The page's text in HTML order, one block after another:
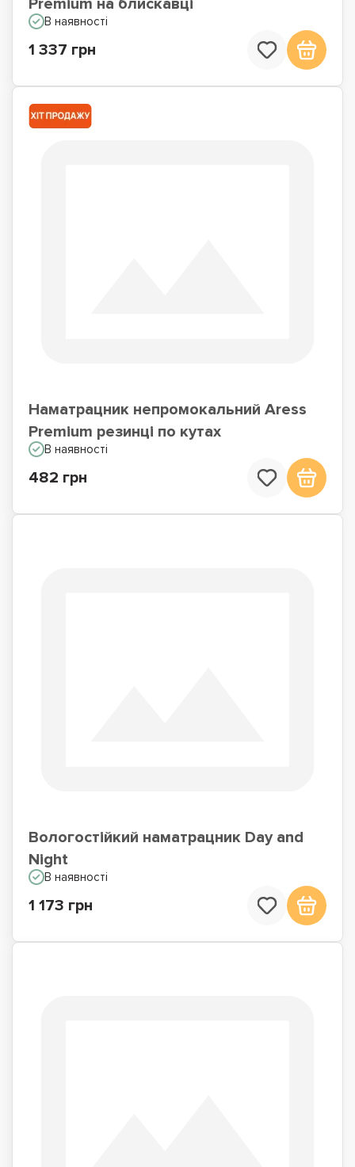
Premium на блискавці
В наявності
1 337 грн
Наматрацник непромокальний Aress
Premium резинці по кутах
В наявності
482 грн
Вологостійкий наматрацник Day and
Night
В наявності
1 173 грн